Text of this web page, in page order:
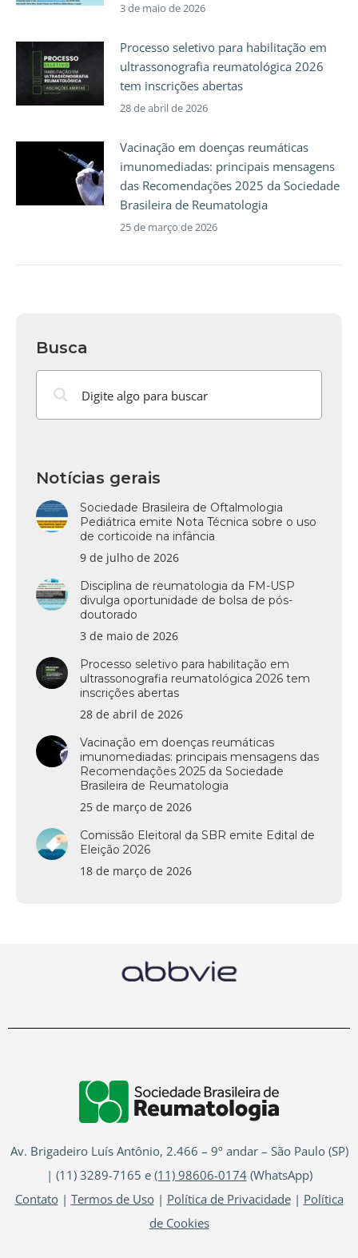
3 de maio de 2026
Processo seletivo para habilitação em
ultrassonografia reumatológica 2026
tem inscrições abertas
28 de abril de 2026
Vacinação em doenças reumáticas
imunomediadas: principais mensagens
das Recomendações 2025 da Sociedade
Brasileira de Reumatologia
25 de março de 2026
Busca
Notícias gerais
Sociedade Brasileira de Oftalmologia
Pediátrica emite Nota Técnica sobre o uso
de corticoide na infância
9 de julho de 2026
Disciplina de reumatologia da FM-USP
divulga oportunidade de bolsa de pós-
doutorado
3 de maio de 2026
Processo seletivo para habilitação em
ultrassonografia reumatológica 2026 tem
inscrições abertas
28 de abril de 2026
Vacinação em doenças reumáticas
imunomediadas: principais mensagens das
Recomendações 2025 da Sociedade
Brasileira de Reumatologia
25 de março de 2026
Comissão Eleitoral da SBR emite Edital de
Eleição 2026
18 de março de 2026
Av. Brigadeiro Luís Antônio, 2.466 – 9º andar – São Paulo (SP)
| (11) 3289-7165 e (11) 98606-0174(WhatsApp)
Contato| Termos de Uso| Política de Privacidade| Política
de Cookies